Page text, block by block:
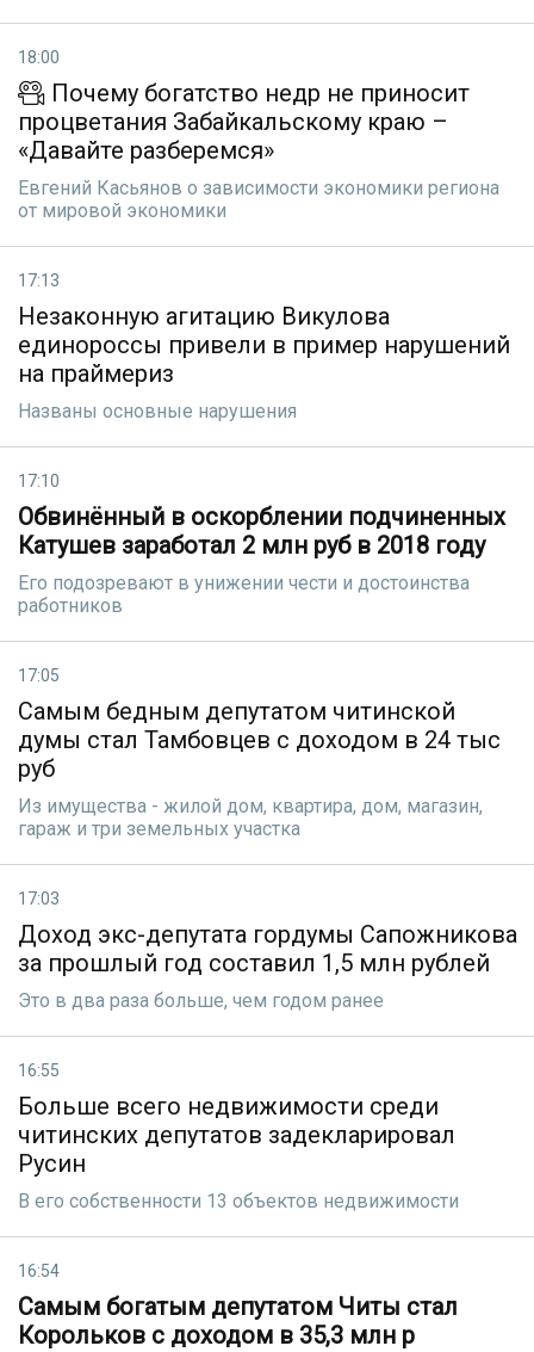
18:00
Почему богатство недр не приносит
процветания Забайкальскому краю –
«Давайте разберемся»
Евгений Касьянов о зависимости экономики региона
от мировой экономики
17:13
Незаконную агитацию Викулова
единороссы привели в пример нарушений
на праймериз
Названы основные нарушения
17:10
Обвинённый в оскорблении подчиненных
Катушев заработал 2 млн руб в 2018 году
Его подозревают в унижении чести и достоинства
работников
17:05
Самым бедным депутатом читинской
думы стал Тамбовцев с доходом в 24 тыс
руб
Из имущества - жилой дом, квартира, дом, магазин,
гараж и три земельных участка
17:03
Доход экс-депутата гордумы Сапожникова
за прошлый год составил 1,5 млн рублей
Это в два раза больше, чем годом ранее
16:55
Больше всего недвижимости среди
читинских депутатов задекларировал
Русин
В его собственности 13 объектов недвижимости
16:54
Самым богатым депутатом Читы стал
Корольков с доходом в 35,3 млн р